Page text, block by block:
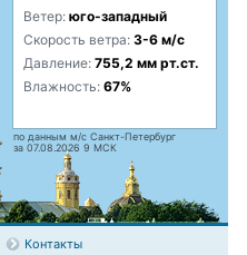
Ветер: юго-западный
Скорость ветра: 3-6 м/с
Давление: 755,2 мм рт.ст.
Влажность: 67%
по данным м/с Санкт-Петербург
за 07.08.2026 9 МСК
Контакты